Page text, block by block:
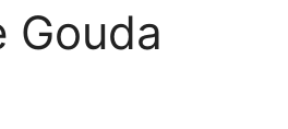
Gouda